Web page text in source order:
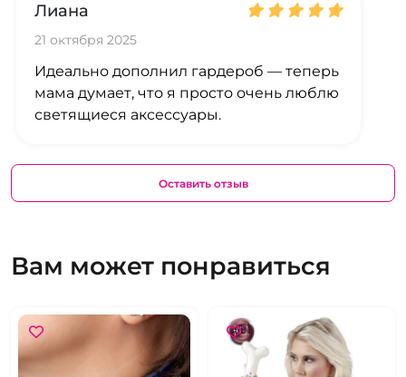
Лиана
21 октября 2025
Идеально дополнил гардероб — теперь
мама думает, что я просто очень люблю
светящиеся аксессуары.
Оставить отзыв
Вам может понравиться